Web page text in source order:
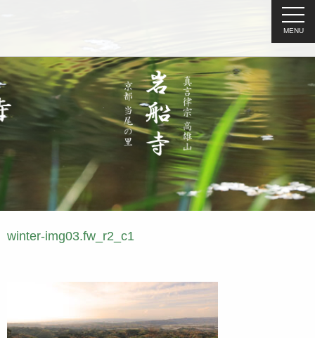
MENU
winter-img03.fw_r2_c1